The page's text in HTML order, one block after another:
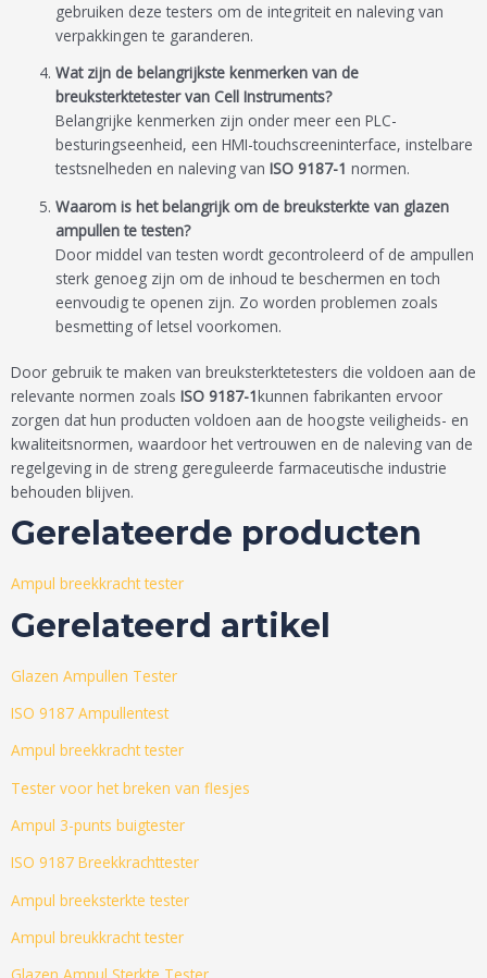
gebruiken deze testers om de integriteit en naleving van
verpakkingen te garanderen.
Wat zijn de belangrijkste kenmerken van de
breuksterktetester van Cell Instruments?
Belangrijke kenmerken zijn onder meer een PLC-
besturingseenheid, een HMI-touchscreeninterface, instelbare
testsnelheden en naleving vanISO 9187-1 normen.
Waarom is het belangrijk om de breuksterkte van glazen
ampullen te testen?
Door middel van testen wordt gecontroleerd of de ampullen
sterk genoeg zijn om de inhoud te beschermen en toch
eenvoudig te openen zijn. Zo worden problemen zoals
besmetting of letsel voorkomen.
Door gebruik te maken van breuksterktetesters die voldoen aan de
relevante normen zoals ISO 9187-1kunnen fabrikanten ervoor
zorgen dat hun producten voldoen aan de hoogste veiligheids- en
kwaliteitsnormen, waardoor het vertrouwen en de naleving van de
regelgeving in de streng gereguleerde farmaceutische industrie
behouden blijven.
Gerelateerde producten
Ampul breekkracht tester
Gerelateerd artikel
Glazen Ampullen Tester
ISO 9187 Ampullentest
Ampul breekkracht tester
Tester voor het breken van flesjes
Ampul 3-punts buigtester
ISO 9187 Breekkrachttester
Ampul breeksterkte tester
Ampul breukkracht tester